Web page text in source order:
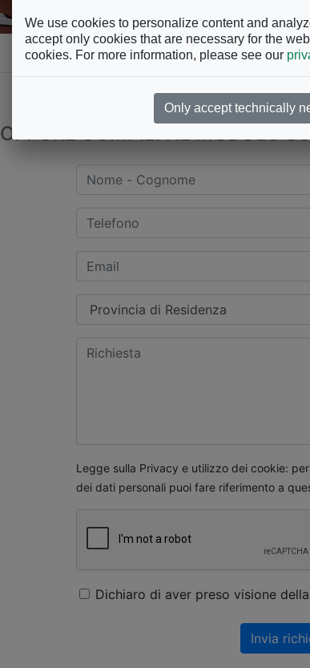
CHIAMACI AL
OPPURE COMPILA IL MODULO
Legge sulla Privacy e utilizzo dei cookie:
dei dati personali puoi fare riferimento a
Dichiaro di aver preso visione
Invia
We use cookies to personalize content and
accept only cookies that are necessary for the
cookies. For more information, please see our
Only accept technically